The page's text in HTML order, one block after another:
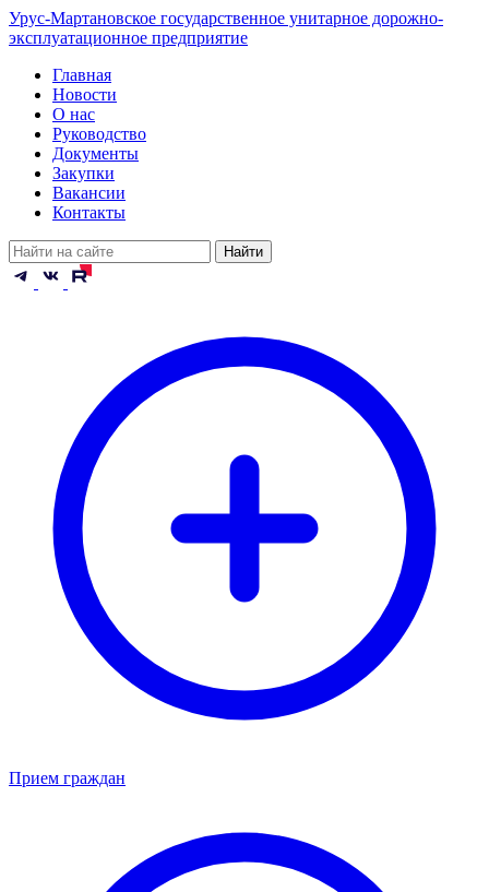
Урус-Мартановское государственное унитарное дорожно-
эксплуатационное предприятие
Главная
Новости
О нас
Руководство
Документы
Закупки
Вакансии
Контакты
Найти
Прием граждан